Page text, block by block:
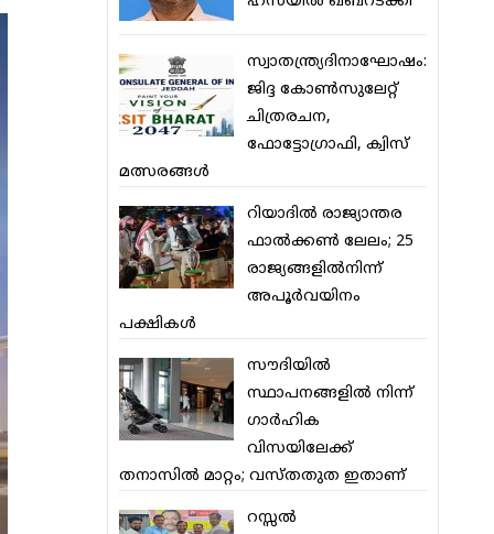
സ്വാതന്ത്ര്യദിനാഘോഷം:
ജിദ്ദ കോണ്‍സുലേറ്റ്
ചിത്രരചന,
ഫോട്ടോഗ്രാഫി, ക്വിസ്
മത്സരങ്ങള്‍
റിയാദില്‍ രാജ്യാന്തര
ഫാല്‍ക്കണ്‍ ലേലം; 25
രാജ്യങ്ങളില്‍നിന്ന്
അപൂര്‍വയിനം
പക്ഷികള്‍
സൗദിയില്‍
സ്ഥാപനങ്ങളില്‍ നിന്ന്
ഗാര്‍ഹിക
വിസയിലേക്ക്
തനാസില്‍ മാറ്റം; വസ്തതുത ഇതാണ്
റസ്സല്‍